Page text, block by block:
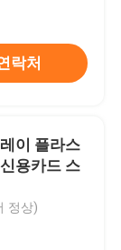
락처
이 플라스
용카드 스
정상)